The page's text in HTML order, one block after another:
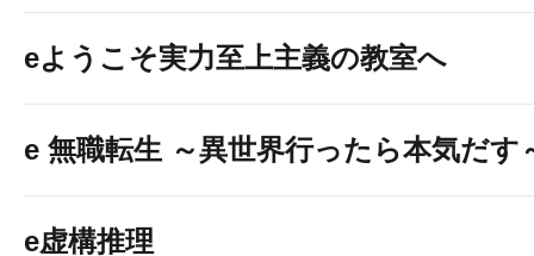
↓↓↓画像をクリックして詳細情報
eようこそ実力至上主義の教室へ
e 無職転生 ～異世界行ったら本気だす
e虚構推理